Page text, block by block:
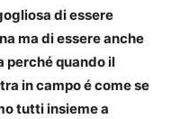
di essere
ma di essere anche
perché quando il
in campo é come se
tutti insieme a